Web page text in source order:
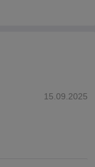
15.09.2025